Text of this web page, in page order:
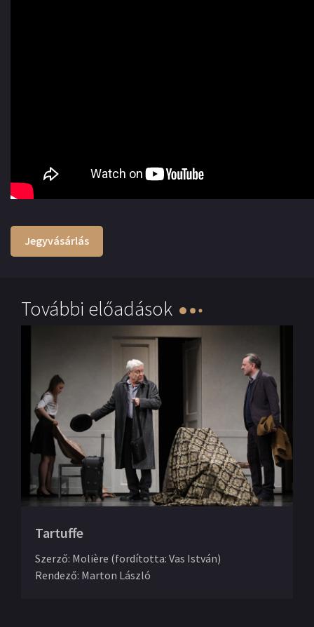
Jegyvásárlás
További előadások
Tartuffe
Szerző: Molière (fordította: Vas István)
Rendező: Marton László